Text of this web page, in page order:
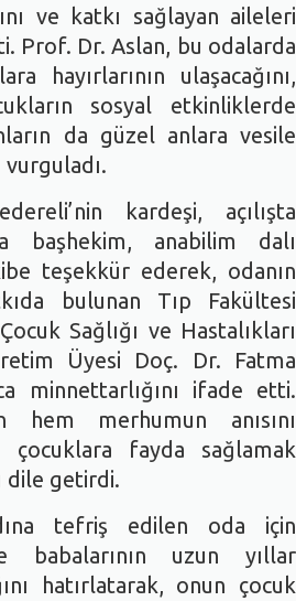
ve katkı sağlayan aileleri
Prof. Dr. Aslan, bu odalarda
hayırlarının ulaşacağını,
sosyal etkinliklerde
da güzel anlara vesile
vurguladı.
kardeşi, açılışta
başhekim, anabilim dalı
teşekkür ederek, odanın
bulunan Tıp Fakültesi
Sağlığı ve Hastalıkları
Üyesi Doç. Dr. Fatma
minnettarlığını ifade etti.
hem merhumun anısını
fayda sağlamak
dile getirdi.
tefriş edilen oda için
babalarının uzun yıllar
hatırlatarak, onun çocuk